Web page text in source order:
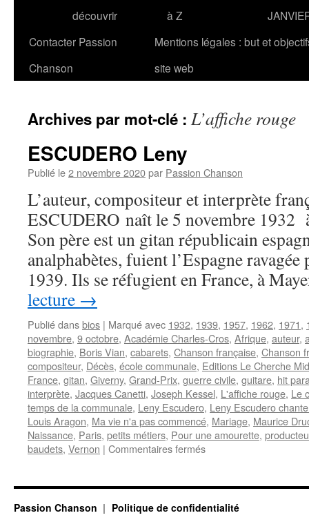
découvrir
à Z
Contacter Passion
Chanson
Mentions légales : but et
site web
Archives par mot-clé : L’affiche rouge
ESCUDERO Leny
Publié le2 novembre 2020par Passion Chanson
L’auteur, compositeur et interprète
ESCUDERO naît le 5 novembre 1932
Son père est un gitan républicain
analphabètes, fuient l’Espagne
1939. Ils se réfugient en France, à
lecture →
Publié dansbios | Marqué avec 1932, 1939, 1957, 1962, 1971,
novembre, 9 octobre, Académie Charles-Cros, Afrique, auteur,
biographie, Boris Vian, cabarets, Chanson française, Chanson
compositeur, Décès, école communale, Editions Le Cherche
France, gitan, Giverny, Grand-Prix, guerre civile, guitare, hit
interprète, Jacques Canetti, Joseph Kessel, L'affiche rouge, Le
temps de la communale, Leny Escudero, Leny Escudero
Louis Aragon, Ma vie n'a pas commencé, Mariage, Maurice
Naissance, Paris, petits métiers, Pour une amourette,
baudets, Vernon | Commentaires ferméssur
Passion Chanson Politique de confidentialité